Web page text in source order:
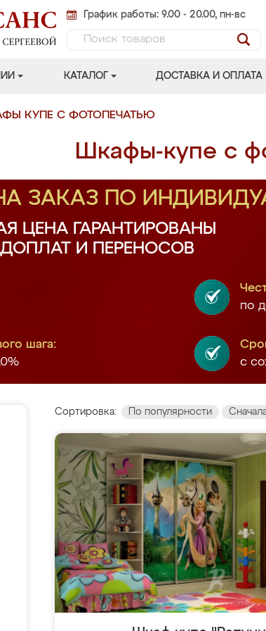
График работы: 9.00 - 20.00, пн-вс
КАТАЛОГ ДОСТАВКА И ОПЛАТА
КУПЕ С ФОТОПЕЧАТЬЮ
Шкафы-купе с
ЗАКАЗ ПО
ЦЕНА ГАРАНТИРОВАНЫ
И ПЕРЕНОСОВ
по
шага:
с
Сортировка: По популярности